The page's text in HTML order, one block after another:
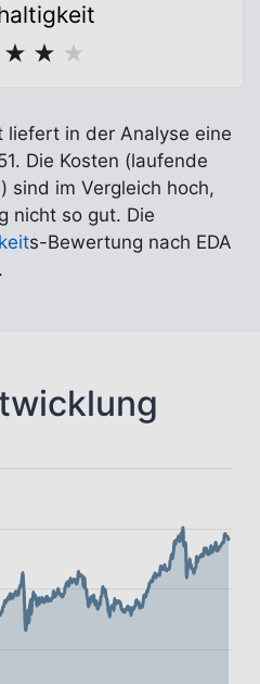
★ ★ ★
liefert in der Analyse eine
Die Kosten (laufende
sind im Vergleich hoch,
nicht so gut. Die
s-Bewertung nach EDA